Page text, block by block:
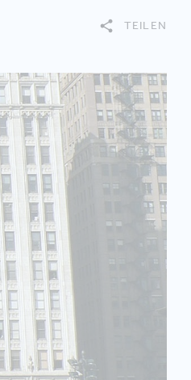
TEILEN